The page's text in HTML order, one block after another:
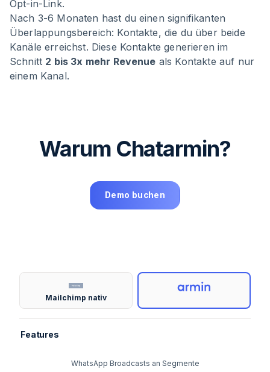
Opt-in-Link.
Nach 3-6 Monaten hast du einen signifikanten
Überlappungsbereich: Kontakte, die du über beide
Kanäle erreichst. Diese Kontakte generieren im
Schnitt 2 bis 3x mehr Revenue als Kontakte auf nur
einem Kanal.
Warum Chatarmin?
Demo buchen
Mailchimp nativ
Features
WhatsApp Broadcasts an Segmente